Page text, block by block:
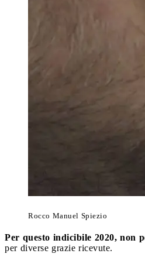
Rocco Manuel Spiezio
Per questo indicibile 2020, non
per diverse grazie ricevute.